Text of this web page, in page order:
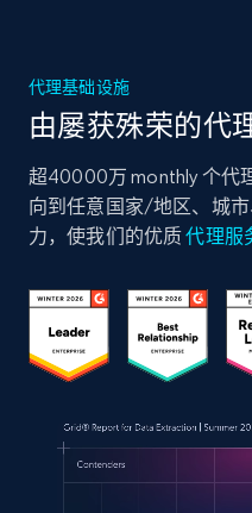
代理基础设施
由屡获殊荣的代
超40000万 monthly 个代
向到任意国家/地区、城
力，使我们的优质代理服